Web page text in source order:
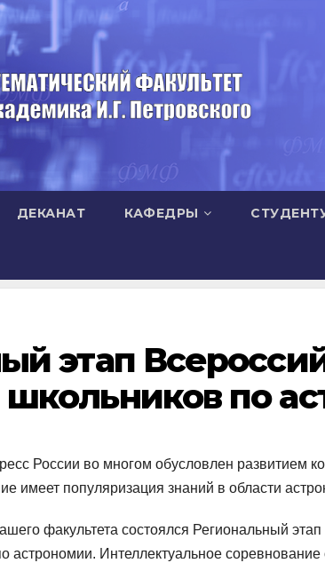
ДЕКАНАТ КАФЕДРЫ
этап
по
России во многом обусловлен развитием
имеет популяризация знаний в области
факультета состоялся Региональный этап
астрономии. Интеллектуальное